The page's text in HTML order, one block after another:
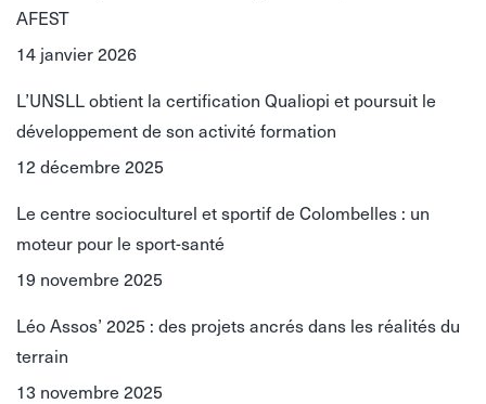
AFEST
14 janvier 2026
L’UNSLL obtient la certification Qualiopi et poursuit le
développement de son activité formation
12 décembre 2025
Le centre socioculturel et sportif de Colombelles : un
moteur pour le sport-santé
19 novembre 2025
Léo Assos’ 2025 : des projets ancrés dans les réalités du
terrain
13 novembre 2025